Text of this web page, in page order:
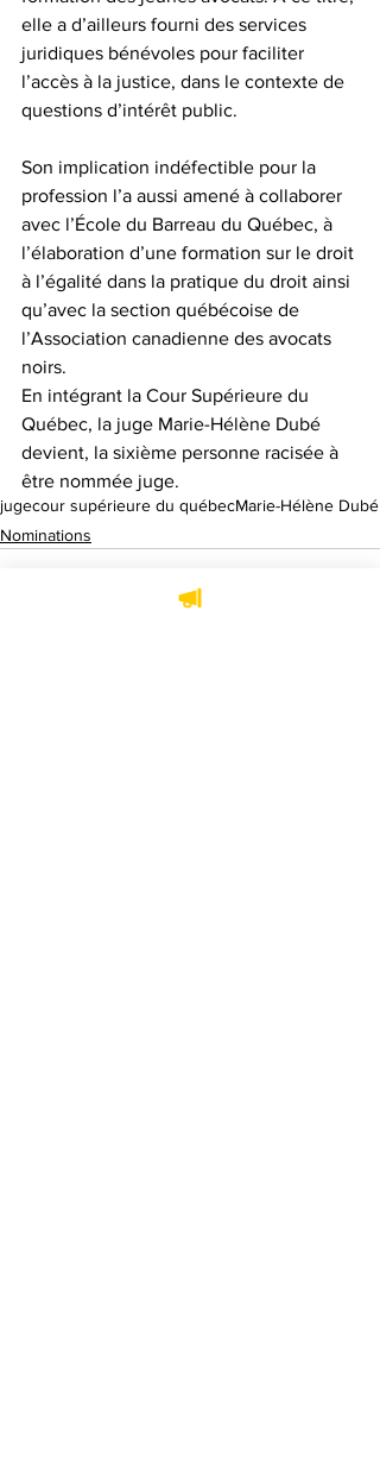
elle a d’ailleurs fourni des services
juridiques bénévoles pour faciliter
l’accès à la justice, dans le contexte de
questions d’intérêt public.
Son implication indéfectible pour la
profession l’a aussi amené à collaborer
avec l’École du Barreau du Québec, à
l’élaboration d’une formation sur le droit
à l’égalité dans la pratique du droit ainsi
qu’avec la section québécoise de
l’Association canadienne des avocats
noirs.
En intégrant la Cour Supérieure du
Québec, la juge Marie-Hélène Dubé
devient, la sixième personne racisée à
être nommée juge.
jugecour supérieure du québecMarie-Hélène Dubé
Nominations